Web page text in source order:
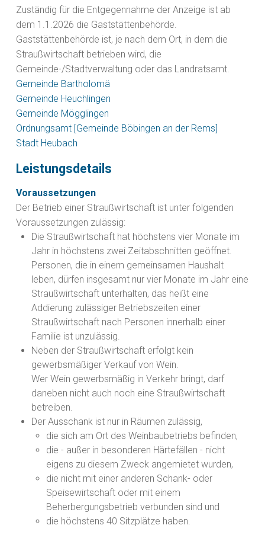
Zuständig für die Entgegennahme der Anzeige ist ab
dem 1.1.2026 die Gaststättenbehörde.
Gaststättenbehörde ist, je nach dem Ort, in dem die
Straußwirtschaft betrieben wird, die
Gemeinde-/Stadtverwaltung oder das Landratsamt.
Gemeinde Bartholomä
Gemeinde Heuchlingen
Gemeinde Mögglingen
Ordnungsamt [Gemeinde Böbingen an der Rems]
Stadt Heubach
Leistungsdetails
Voraussetzungen
Der Betrieb einer Straußwirtschaft ist unter folgenden
Voraussetzungen zulässig:
Die Straußwirtschaft hat höchstens vier Monate im
Jahr in höchstens zwei Zeitabschnitten geöffnet.
Personen, die in einem gemeinsamen Haushalt
leben, dürfen insgesamt nur vier Monate im Jahr eine
Straußwirtschaft unterhalten, das heißt eine
Addierung zulässiger Betriebszeiten einer
Straußwirtschaft nach Personen innerhalb einer
Familie ist unzulässig.
Neben der Straußwirtschaft erfolgt kein
gewerbsmäßiger Verkauf von Wein.
Wer Wein gewerbsmäßig in Verkehr bringt, darf
daneben nicht auch noch eine Straußwirtschaft
betreiben.
Der Ausschank ist nur in Räumen zulässig,
die sich am Ort des Weinbaubetriebs befinden,
die - außer in besonderen Härtefällen - nicht
eigens zu diesem Zweck angemietet wurden,
die nicht mit einer anderen Schank- oder
Speisewirtschaft oder mit einem
Beherbergungsbetrieb verbunden sind und
die höchstens 40 Sitzplätze haben.